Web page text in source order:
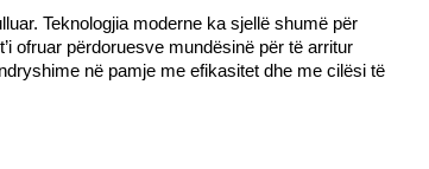
Teknologjia moderne ka sjellë shumë për
ofruar përdoruesve mundësinë për të arritur
në pamje me efikasitet dhe me cilësi të